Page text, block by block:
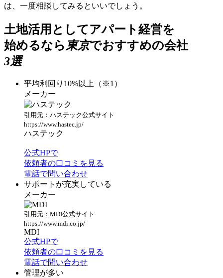
は、一度相談してみるといいでしょう。
土地活用としてアパート経営を
始めるなら東京でおすすめの会社
3選
平均利回り10%以上（※1）
メーカー
引用元：ハステック公式サイト
https://www.hastec.jp/
ハステック
公式HPで
依頼者の口コミを見る
電話で問い合わせ
サポートが充実している
メーカー
引用元：MDI公式サイト
https://www.mdi.co.jp/
MDI
公式HPで
依頼者の口コミを見る
電話で問い合わせ
管理が多い